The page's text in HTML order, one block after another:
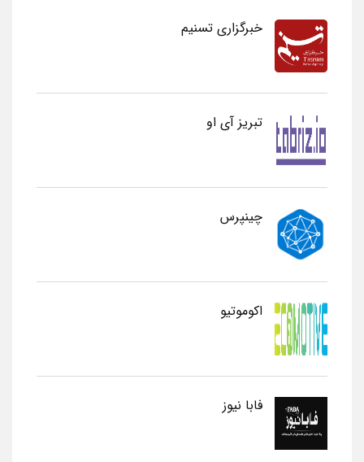
خبرگزاری تسنیم
تبریز آی او
چینپرس
اکوموتیو
فابا نیوز